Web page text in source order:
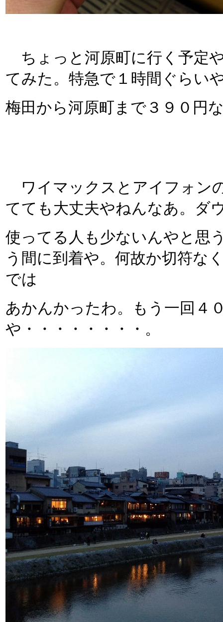
ちょっと河原町に行く予定
てみた。特急で１時間ぐらい
梅田から河原町まで３９０円
ワイマックスとアイフォン
てても大丈夫やねんなあ。ダ
使ってる人も少ないんやと思
う間に到着や。何故か切符な
では
あかんかったわ。もう一回４
や・・・・・・・・。